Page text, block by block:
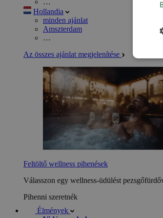
Hollandia
minden ajánlat
Amszterdam
…
Az összes ajánlat megjelenítése
Feltöltő wellness pihenések
Válasszon egy wellness-üdülést
Pihenni szeretnék
Élmények